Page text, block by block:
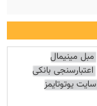
مبل مینیمال
اعتبارسنجی بانکی
سایت یوتوتایمز